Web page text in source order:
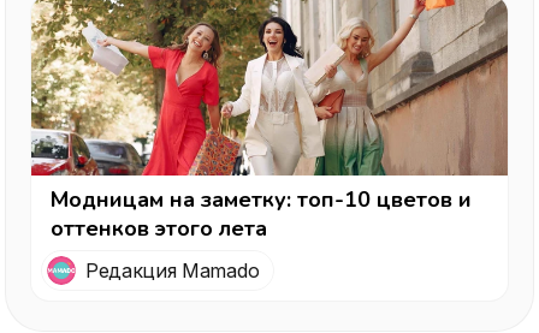
Модницам на заметку: топ-10 цветов и
оттенков этого лета
Редакция Mamado